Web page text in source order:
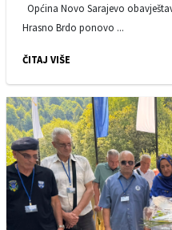
Općina Novo Sarajevo
Hrasno Brdo ponovo ...
ČITAJ VIŠE